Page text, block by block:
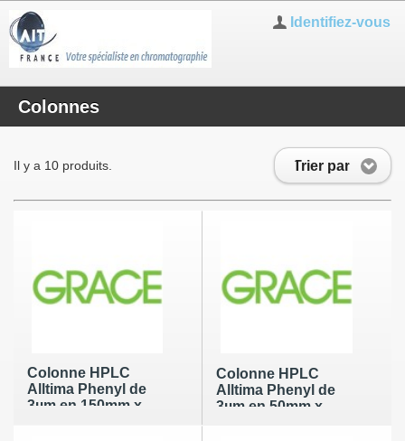
Identifiez-vous
Colonnes
Trier par
Il y a 10 produits.
Colonne HPLC
Alltima Phenyl de
3µm en 150mm x
Colonne HPLC
Alltima Phenyl de
3µm en 50mm x